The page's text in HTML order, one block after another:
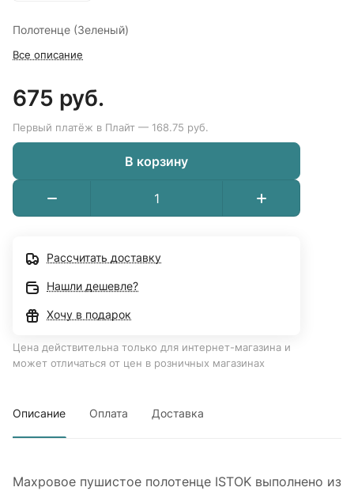
Полотенце (Зеленый)
Все описание
675 руб.
Первый платёж в Плайт — 168.75 руб.
В корзину
Рассчитать доставку
Нашли дешевле?
Хочу в подарок
Цена действительна только для интернет-магазина и
может отличаться от цен в розничных магазинах
Описание Оплата Доставка
Махровое пушистое полотенце ISTOK выполнено из